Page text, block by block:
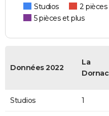
Studios 2 pièces
5 pièces et plus
Données 2022
La
Dornac
Studios 1